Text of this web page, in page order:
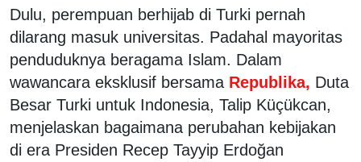
Dulu, perempuan berhijab di Turki pernah
dilarang masuk universitas. Padahal mayoritas
penduduknya beragama Islam. Dalam
wawancara eksklusif bersama Republika, Duta
Besar Turki untuk Indonesia, Talip Küçükcan,
menjelaskan bagaimana perubahan kebijakan
di era Presiden Recep Tayyip Erdoğan